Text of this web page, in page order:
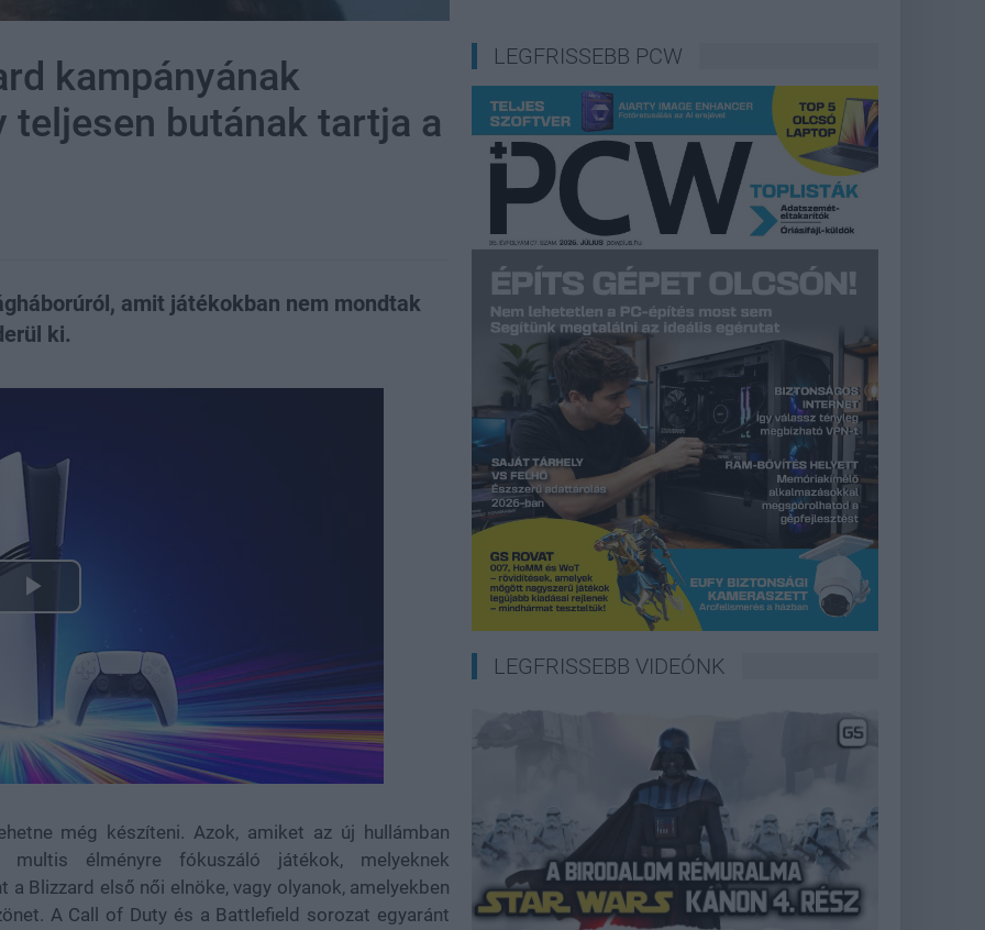
kampányának
teljesen butának tartja a
amit játékokban nem mondtak
ki.
Play
Video
még készíteni. Azok, amiket az új hullámban
élményre fókuszáló játékok, melyeknek
Blizzard első női elnöke, vagy olyanok, amelyekben
A Call of Duty és a Battlefield sorozat egyaránt
LEGFRISSEBB PCW
LEGFRISSEBB VIDEÓNK